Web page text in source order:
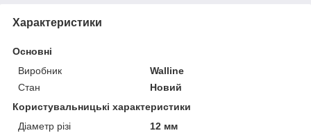
Характеристики
Основні
Виробник
Walline
Стан
Новий
Користувальницькі характеристики
Діаметр різі
12 мм